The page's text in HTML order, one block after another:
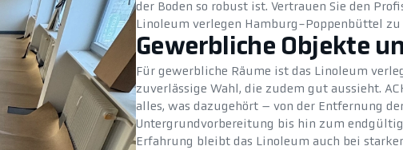
der Boden so robust ist. Vertrauen Sie den
Linoleum verlegen Hamburg-Poppenbüttel zu
Gewerbliche Objekte
Für gewerbliche Räume ist das Linoleum
zuverlässige Wahl, die zudem gut aussieht.
alles, was dazugehört – von der Entfernung
Untergrundvorbereitung bis hin zum
Erfahrung bleibt das Linoleum auch bei